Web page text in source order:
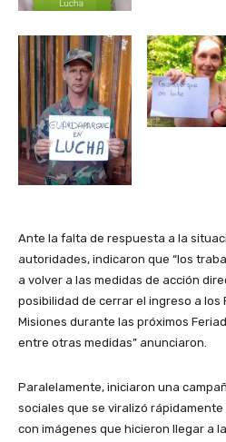
Ante la falta de respuesta a la
autoridades, indicaron que “los
a volver a las medidas de acción
posibilidad de cerrar el ingreso a los
Misiones durante las próximos
entre otras medidas” anunciaron.
Paralelamente, iniciaron una
sociales que se viralizó
con imágenes que hicieron llegar a